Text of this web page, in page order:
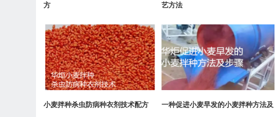
方 艺方法
小麦拌种杀虫防病种衣剂技术配方 一种促进小麦早发的小麦拌种方法及